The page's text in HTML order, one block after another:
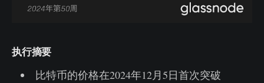
执行摘要
比特币的价格在2024年12月5日首次突破